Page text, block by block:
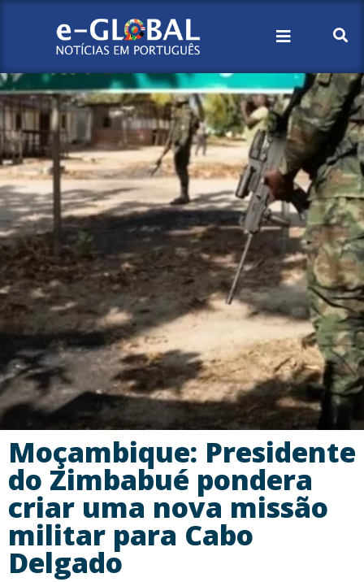
Moçambique: Presidente
do Zimbabué pondera
criar uma nova missão
militar para Cabo
Delgado